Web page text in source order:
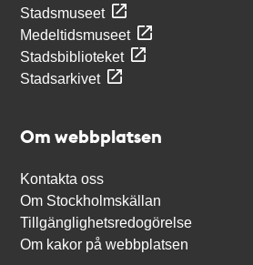
Stadsmuseet
Medeltidsmuseet
Stadsbiblioteket
Stadsarkivet
Om webbplatsen
Kontakta oss
Om Stockholmskällan
Tillgänglighetsredogörelse
Om kakor på webbplatsen